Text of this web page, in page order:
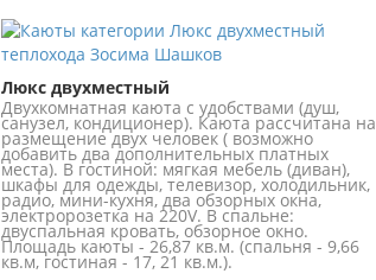
Люкс двухместный
Двухкомнатная каюта с удобствами (душ,
санузел, кондиционер). Каюта рассчитана на
размещение двух человек ( возможно
добавить два дополнительных платных
места). В гостиной: мягкая мебель (диван),
шкафы для одежды, телевизор, холодильник,
радио, мини-кухня, два обзорных окна,
электророзетка на 220V. В спальне:
двуспальная кровать, обзорное окно.
Площадь каюты - 26,87 кв.м. (спальня - 9,66
кв.м, гостиная - 17, 21 кв.м.).